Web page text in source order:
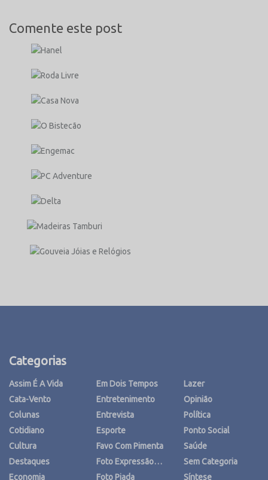
Comente este post
Categorias
Assim É A Vida
Cata-Vento
Colunas
Cotidiano
Cultura
Destaques
Economia
Em Dois Tempos
Entretenimento
Entrevista
Esporte
Favo Com Pimenta
Foto Expressão…
Foto Piada
Lazer
Opinião
Política
Ponto Social
Saúde
Sem Categoria
Síntese